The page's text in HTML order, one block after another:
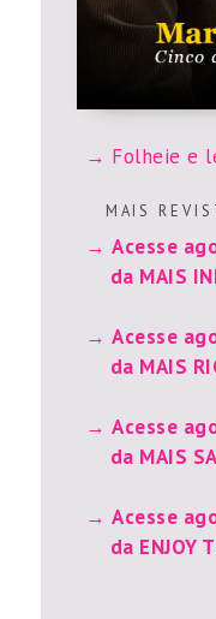
Folheie e
M A I S R E V I S
Acesse
da MAIS
Acesse
da MAIS
Acesse
da MAIS
Acesse
da ENJOY